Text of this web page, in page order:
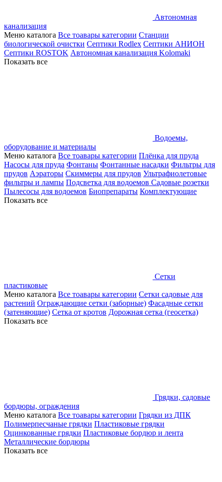
Автономная
канализация
Меню каталога Все тоавары категории Станции
биологической очистки Септики Rodlex Септики АНИОН
Септики ROSTOK Автономная канализация Kolomaki
Показать все
Водоемы,
оборудование и материалы
Меню каталога Все тоавары категории Плёнка для пруда
Насосы для пруда Фонтаны Фонтанные насадки Фильтры для
прудов Аэраторы Скиммеры для прудов Ультрафиолетовые
фильтры и лампы Подсветка для водоемов Садовые розетки
Пылесосы для водоемов Биопрепараты Комплектующие
Показать все
Сетки
пластиковые
Меню каталога Все тоавары категории Сетки садовые для
растений Ограждающие сетки (заборные) Фасадные сетки
(затеняющие) Сетка от кротов Дорожная сетка (геосетка)
Показать все
Грядки, садовые
бордюры, ограждения
Меню каталога Все тоавары категории Грядки из ДПК
Полимерпесчаные грядки Пластиковые грядки
Оцинкованные грядки Пластиковые бордюр и лента
Металлические бордюры
Показать все